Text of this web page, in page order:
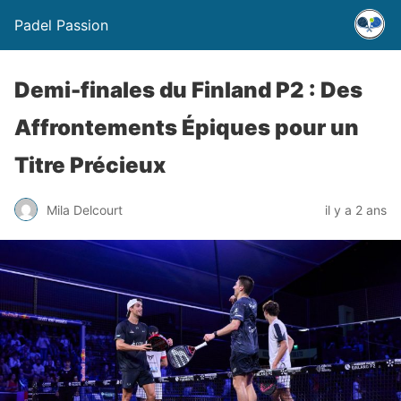
Padel Passion
Demi-finales du Finland P2 : Des
Affrontements Épiques pour un
Titre Précieux
Mila Delcourt il y a 2 ans